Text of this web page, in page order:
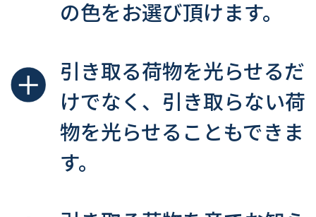
の色をお選び頂けます。
引き取る荷物を光らせるだ
けでなく、引き取らない荷
物を光らせることもできま
す。